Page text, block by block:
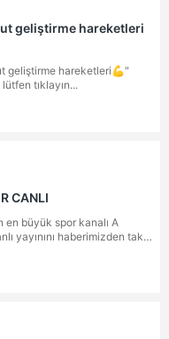
geliştirme hareketleri
geliştirme hareketleri💪"
tıklayın...
CANLI
en büyük spor kanalı A
yayınını haberimizden takip